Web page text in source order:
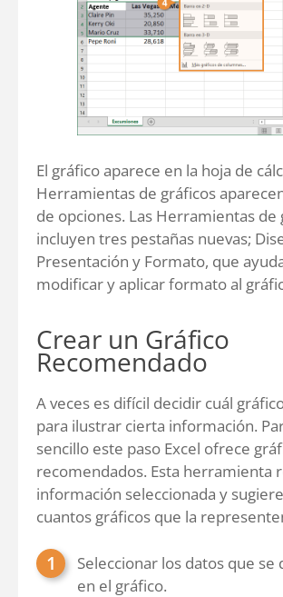
El gráfico aparece en la hoja de
Herramientas de gráficos
de opciones. Las Herramientas de
incluyen tres pestañas nuevas;
Presentación y Formato, que
modificar y aplicar formato al
Crear un Gráfico
Recomendado
A veces es difícil decidir cuál
para ilustrar cierta información.
sencillo este paso Excel ofrece
recomendados. Esta herramienta
información seleccionada y
cuantos gráficos que la
Seleccionar los datos que se
en el gráfico.